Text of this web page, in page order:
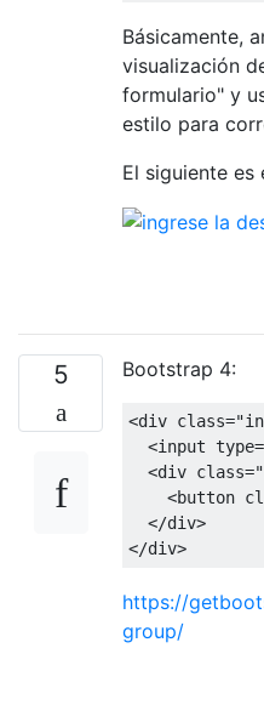
Básicamente,
visualización
formulario" y
estilo para
El siguiente es
5 Bootstrap 4:
<div class=
<input type=
<div class=
<button
</div>
</div>
https://
group/